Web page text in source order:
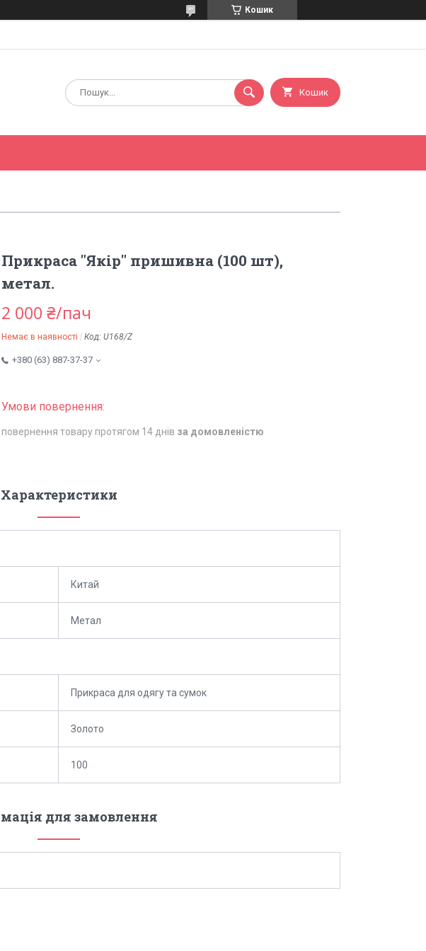
Кошик
Кошик
Прикраса "Якір" пришивна (100 шт),
метал.
2 000 ₴/пач
Немає в наявності Код: U168/Z
+380 (63) 887-37-37
повернення товару протягом 14 днів за домовленістю
Характеристики
Китай
Метал
Прикраса для одягу та сумок
Золото
100
для замовлення